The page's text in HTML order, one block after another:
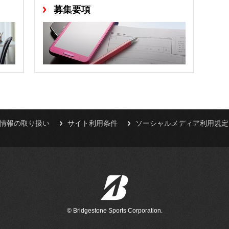
募集要項
報の取り扱い サイト利用条件 ソーシャルメディア利用規定
© Bridgestone Sports Corporation.